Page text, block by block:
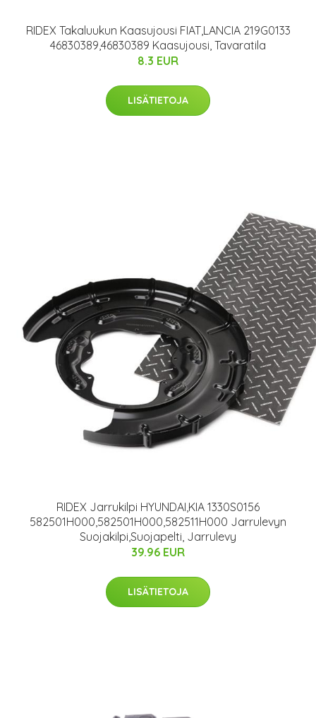
RIDEX Takaluukun Kaasujousi FIAT,LANCIA 219G0133
46830389,46830389 Kaasujousi, Tavaratila
8.3 EUR
LISÄTIETOJA
RIDEX Jarrukilpi HYUNDAI,KIA 1330S0156
582501H000,582501H000,582511H000 Jarrulevyn
Suojakilpi,Suojapelti, Jarrulevy
39.96 EUR
LISÄTIETOJA